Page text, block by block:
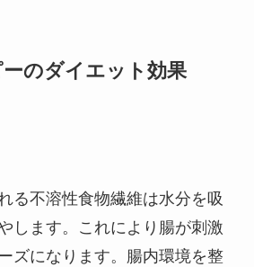
のダイエット効果
る不溶性食物繊維は水分を吸
します。これにより腸が刺激
ズになります。腸内環境を整